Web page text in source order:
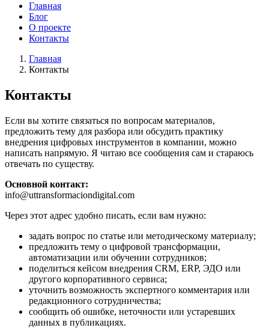
Главная
Блог
О проекте
Контакты
Главная
Контакты
Контакты
Если вы хотите связаться по вопросам материалов,
предложить тему для разбора или обсудить практику
внедрения цифровых инструментов в компании, можно
написать напрямую. Я читаю все сообщения сам и стараюсь
отвечать по существу.
Основной контакт:
info@uttransformaciondigital.com
Через этот адрес удобно писать, если вам нужно:
задать вопрос по статье или методическому материалу;
предложить тему о цифровой трансформации,
автоматизации или обучении сотрудников;
поделиться кейсом внедрения CRM, ERP, ЭДО или
другого корпоративного сервиса;
уточнить возможность экспертного комментария или
редакционного сотрудничества;
сообщить об ошибке, неточности или устаревших
данных в публикациях.